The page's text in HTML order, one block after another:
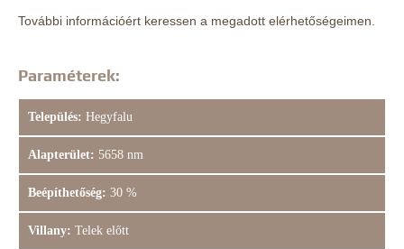
További információért keressen a megadott elérhetőségeimen.
Paraméterek:
Település: Hegyfalu
Alapterület: 5658 nm
Beépíthetőség: 30 %
Villany: Telek előtt